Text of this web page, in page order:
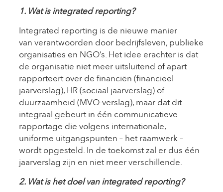
1. Wat is integrated reporting?
Integrated reporting is de nieuwe manier
van verantwoorden door bedrijfsleven, publieke
organisaties en NGO’s. Het idee erachter is dat
de organisatie niet meer uitsluitend of apart
rapporteert over de financiën (financieel
jaarverslag), HR (sociaal jaarverslag) of
duurzaamheid (MVO-verslag), maar dat dit
integraal gebeurt in één communicatieve
rapportage die volgens internationale,
uniforme uitgangspunten – het raamwerk –
wordt opgesteld. In de toekomst zal er dus één
jaarverslag zijn en niet meer verschillende.
2. Wat is het doel van integrated reporting?